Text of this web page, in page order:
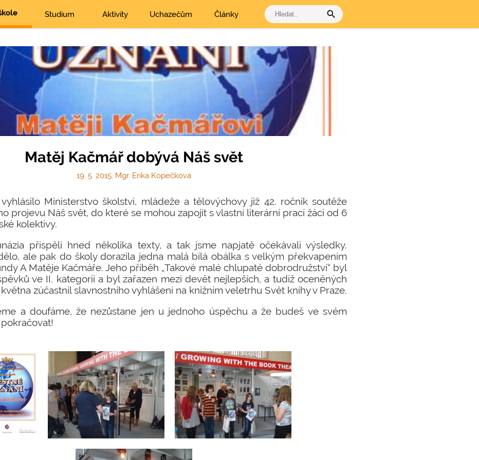
Studium Aktivity Uchazečům Články search
Matěj Kačmář dobývá Náš svět
19. 5. 2015, Mgr. Erika Kopečková
Ministerstvo školství, mládeže a tělovýchovy již 42. ročník soutěže
projevu Náš svět, do které se mohou zapojit s vlastní literární prací žáci od 6
kolektivy.
přispěli hned několika texty, a tak jsme napjatě očekávali výsledky.
ale pak do školy dorazila jedna malá bílá obálka s velkým překvapením
A Matěje Kačmáře. Jeho příběh „Takové malé chlupaté dobrodružství“ byl
ve II. kategorii a byl zařazen mezi devět nejlepších, a tudíž oceněných
zúčastnil slavnostního vyhlášení na knižním veletrhu Svět knihy v Praze.
a doufáme, že nezůstane jen u jednoho úspěchu a že budeš ve svém